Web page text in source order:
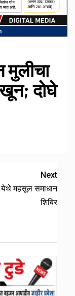
खून; दोघे
Next
येथे महसूल समाधान
शिबिर